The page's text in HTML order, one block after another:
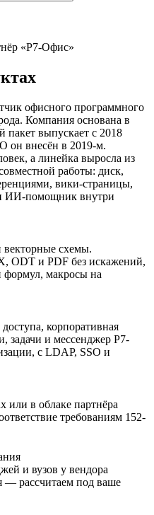
«Р7-Офис»
офисного программного
Компания основана в
пакет выпускает с 2018
он внесён в 2019-м.
а линейка выросла из
работы: диск,
вики-страницы,
ИИ-помощник внутри
векторные схемы.
ODT и PDF без искажений,
формул, макросы на
корпоративная
задачи и мессенджер Р7-
с LDAP, SSO и
или в облаке партнёра
требованиям 152-
и вузов у вендора
— рассчитаем под ваше